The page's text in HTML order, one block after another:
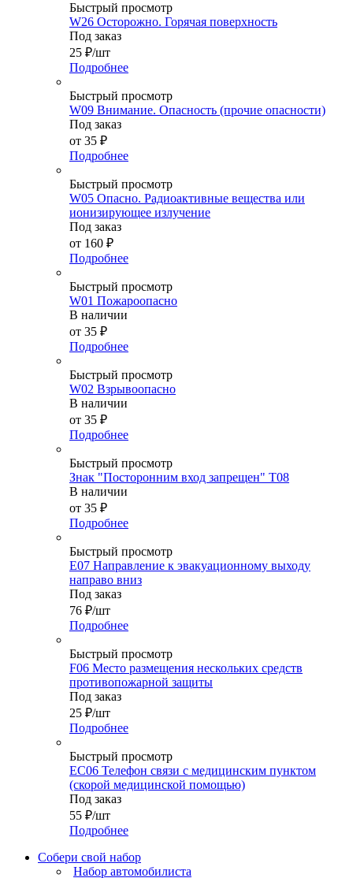
Быстрый просмотр
W26 Осторожно. Горячая поверхность
Под заказ
25 ₽/шт
Подробнее
Быстрый просмотр
W09 Внимание. Опасность (прочие опасности)
Под заказ
от 35 ₽
Подробнее
Быстрый просмотр
W05 Опасно. Радиоактивные вещества или
ионизирующее излучение
Под заказ
от 160 ₽
Подробнее
Быстрый просмотр
W01 Пожароопасно
В наличии
от 35 ₽
Подробнее
Быстрый просмотр
W02 Взрывоопасно
В наличии
от 35 ₽
Подробнее
Быстрый просмотр
Знак "Посторонним вход запрещен" Т08
В наличии
от 35 ₽
Подробнее
Быстрый просмотр
E07 Направление к эвакуационному выходу
направо вниз
Под заказ
76 ₽/шт
Подробнее
Быстрый просмотр
F06 Место размещения нескольких средств
противопожарной защиты
Под заказ
25 ₽/шт
Подробнее
Быстрый просмотр
EC06 Телефон связи с медицинским пунктом
(скорой медицинской помощью)
Под заказ
55 ₽/шт
Подробнее
Собери свой набор
Набор автомобилиста